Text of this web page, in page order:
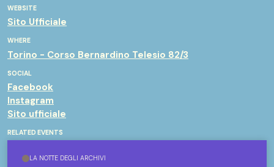
WEBSITE
Sito Ufficiale
WHERE
Torino - Corso Bernardino Telesio 82/3
SOCIAL
Facebook
Instagram
Sito ufficiale
RELATED EVENTS
LA NOTTE DEGLI ARCHIVI